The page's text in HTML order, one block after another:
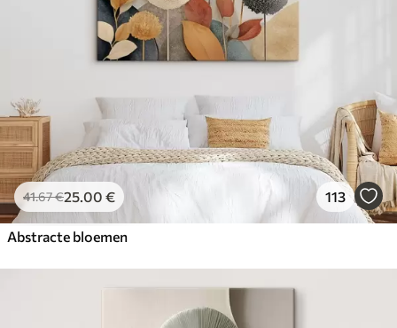
41.67€25.00 € 113
Abstracte bloemen